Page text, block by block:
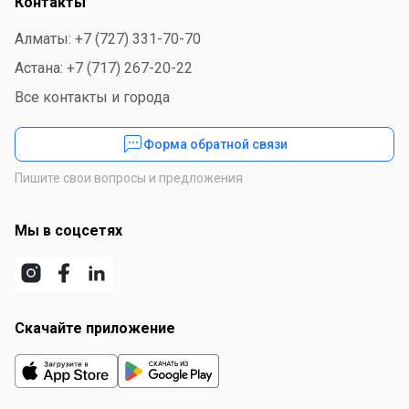
Алматы: +7 (727) 331-70-70
Астана: +7 (717) 267-20-22
Все контакты и города
Форма обратной связи
Пишите свои вопросы и предложения
Мы в соцсетях
Скачайте приложение